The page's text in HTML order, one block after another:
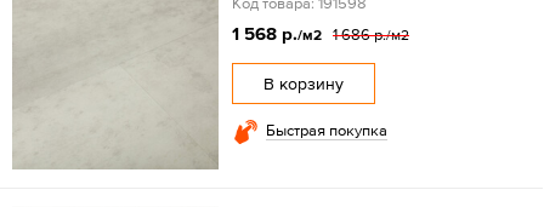
1 568 р./м2 1 686 р./м2
В корзину
Быстрая покупка